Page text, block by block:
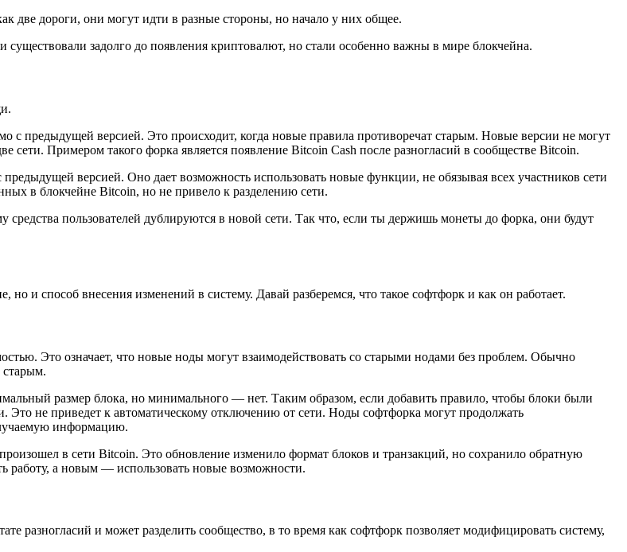
две дороги, они могут идти в разные стороны, но начало у них общее.
задолго до появления криптовалют, но стали особенно важны в мире блокчейна.
с предыдущей версией. Это происходит, когда новые правила противоречат старым. Новые версии не могут
Примером такого форка является появление Bitcoin Cash после разногласий в сообществе Bitcoin.
версией. Оно дает возможность использовать новые функции, не обязывая всех участников сети
в блокчейне Bitcoin, но не привело к разделению сети.
пользователей дублируются в новой сети. Так что, если ты держишь монеты до форка, они будут
и способ внесения изменений в систему. Давай разберемся, что такое софтфорк и как он работает.
Это означает, что новые ноды могут взаимодействовать со старыми нодами без проблем. Обычно
старым.
размер блока, но минимального — нет. Таким образом, если добавить правило, чтобы блоки были
Это не приведет к автоматическому отключению от сети. Ноды софтфорка могут продолжать
информацию.
в сети Bitcoin. Это обновление изменило формат блоков и транзакций, но сохранило обратную
работу, а новым — использовать новые возможности.
разногласий и может разделить сообщество, в то время как софтфорк позволяет модифицировать систему,